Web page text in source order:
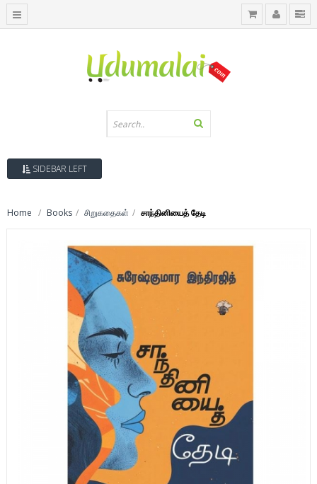
SIDEBAR LEFT
Home Books சிறுகதைகள் சாந்தினியைத் தேடி